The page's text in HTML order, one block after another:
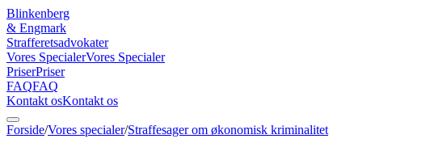
Blinkenberg
& Engmark
Strafferetsadvokater
Vores SpecialerVores Specialer
PriserPriser
FAQFAQ
Kontakt osKontakt os
Forside/Vores specialer/Straffesager om økonomisk kriminalitet